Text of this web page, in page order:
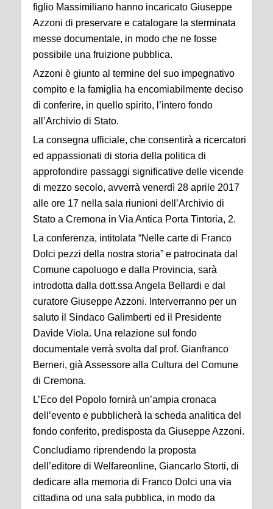
figlio Massimiliano hanno incaricato Giuseppe
Azzoni di preservare e catalogare la sterminata
messe documentale, in modo che ne fosse
possibile una fruizione pubblica.
Azzoni è giunto al termine del suo impegnativo
compito e la famiglia ha encomiabilmente deciso
di conferire, in quello spirito, l’intero fondo
all’Archivio di Stato.
La consegna ufficiale, che consentirà a ricercatori
ed appassionati di storia della politica di
approfondire passaggi significative delle vicende
di mezzo secolo, avverrà venerdì 28 aprile 2017
alle ore 17 nella sala riunioni dell’Archivio di
Stato a Cremona in Via Antica Porta Tintoria, 2.
La conferenza, intitolata “Nelle carte di Franco
Dolci pezzi della nostra storia” e patrocinata dal
Comune capoluogo e dalla Provincia, sarà
introdotta dalla dott.ssa Angela Bellardi e dal
curatore Giuseppe Azzoni. Interverranno per un
saluto il Sindaco Galimberti ed il Presidente
Davide Viola. Una relazione sul fondo
documentale verrà svolta dal prof. Gianfranco
Berneri, già Assessore alla Cultura del Comune
di Cremona.
L’Eco del Popolo fornirà un’ampia cronaca
dell’evento e pubblicherà la scheda analitica del
fondo conferito, predisposta da Giuseppe Azzoni.
Concludiamo riprendendo la proposta
dell’editore di Welfareonline, Giancarlo Storti, di
dedicare alla memoria di Franco Dolci una via
cittadina od una sala pubblica, in modo da